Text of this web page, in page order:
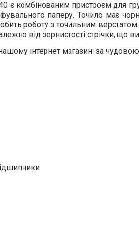
є комбінованим пристроєм для
паперу. Точило має
роботу з точильним
від зернистості стрічки, що
інтернет магазині за